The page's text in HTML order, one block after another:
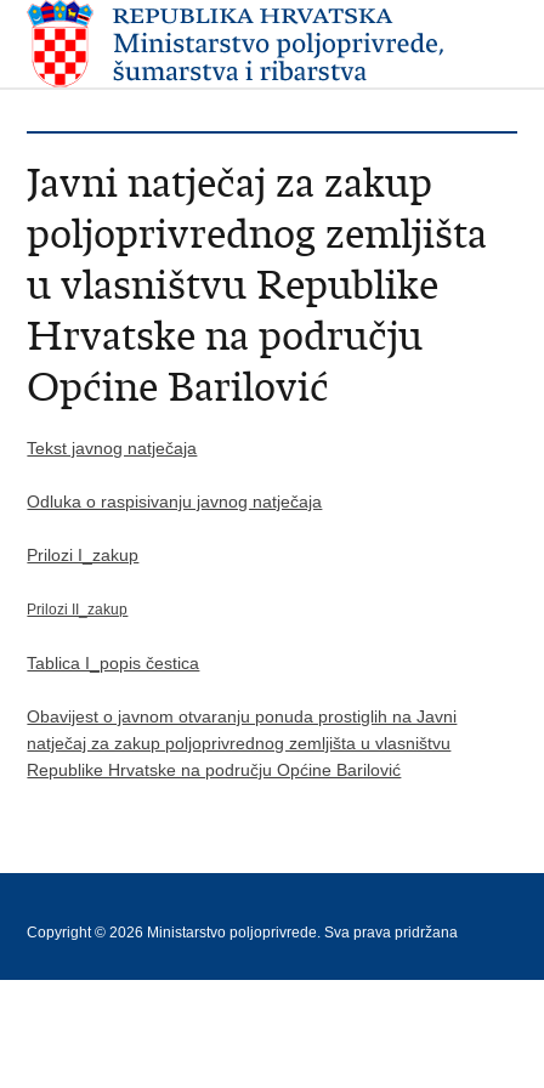
Javni natječaj za zakup
poljoprivrednog zemljišta
u vlasništvu Republike
Hrvatske na području
Općine Barilović
Tekst javnog natječaja
Odluka o raspisivanju javnog natječaja
Prilozi I_zakup
Prilozi II_zakup
Tablica I_popis čestica
Obavijest o javnom otvaranju ponuda prostiglih na Javni
natječaj za zakup poljoprivrednog zemljišta u vlasništvu
Republike Hrvatske na području Općine Barilović
Copyright © 2026 Ministarstvo poljoprivrede. Sva prava pridržana